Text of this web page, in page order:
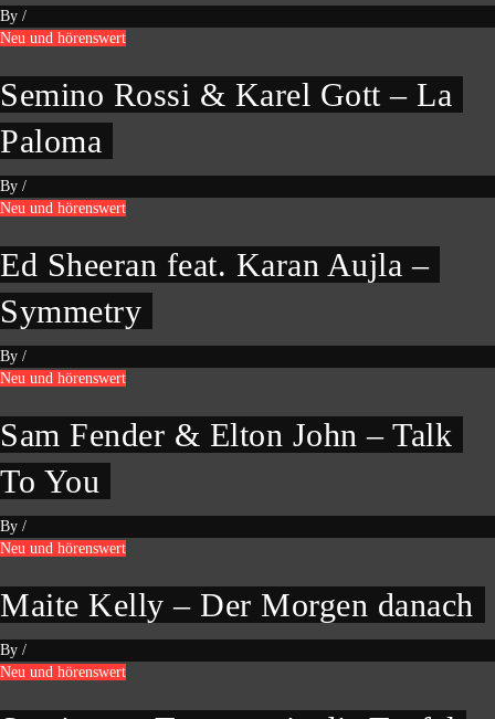
By /
Neu und hörenswert
Semino Rossi & Karel Gott – La
Paloma
By /
Neu und hörenswert
Ed Sheeran feat. Karan Aujla –
Symmetry
By /
Neu und hörenswert
Sam Fender & Elton John – Talk
To You
By /
Neu und hörenswert
Maite Kelly – Der Morgen danach
By /
Neu und hörenswert